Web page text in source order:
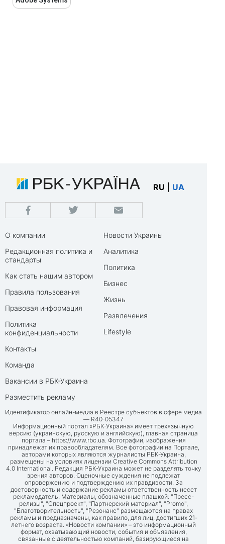
RU UA
О компании
Редакционная политика и
стандарты
Как стать нашим автором
Правила пользования
Правовая информация
Политика
конфиденциальности
Контакты
Команда
Вакансии в РБК-Украина
Разместить рекламу
Новости Украины
Аналитика
Политика
Бизнес
Жизнь
Развлечения
Lifestyle
Идентификатор онлайн-медиа в Реестре субъектов в сфере медиа
— R40-05347
Информационный портал «РБК-Украина» имеет трехязычную
версию (украинскую, русскую и английскую), главная страница
портала – https://www.rbc.ua. Фотографии, изображения
принадлежат их правообладателям. Все фотографии на Портале,
авторами которых являются журналисты РБК-Украина,
размещены на условиях лицензии Creative Commons Attribution
4.0 International. Редакция РБК-Украина может не разделять точку
зрения авторов. Оценочные суждения не подлежат
опровержению и подтверждению их правдивости. За
достоверность и содержание рекламы ответственность несет
рекламодатель. Материалы, обозначенные плашкой: "Пресс-
релизы", "Спецпроект", "Партнерский материал", "Promo",
"Благотворительность", "Резонанс" размещаются на правах
рекламы и предназначены, как правило, для лиц, достигших 21-
летнего возраста. «Новости компании» – это информационный
формат, охватывающий новости, события и объявления,
связанные с деятельностью компаний, базирующиеся на